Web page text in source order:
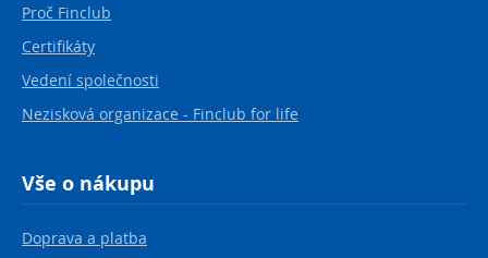
Proč Finclub
Certifikáty
Vedení společnosti
Nezisková organizace - Finclub for life
Vše o nákupu
Doprava a platba